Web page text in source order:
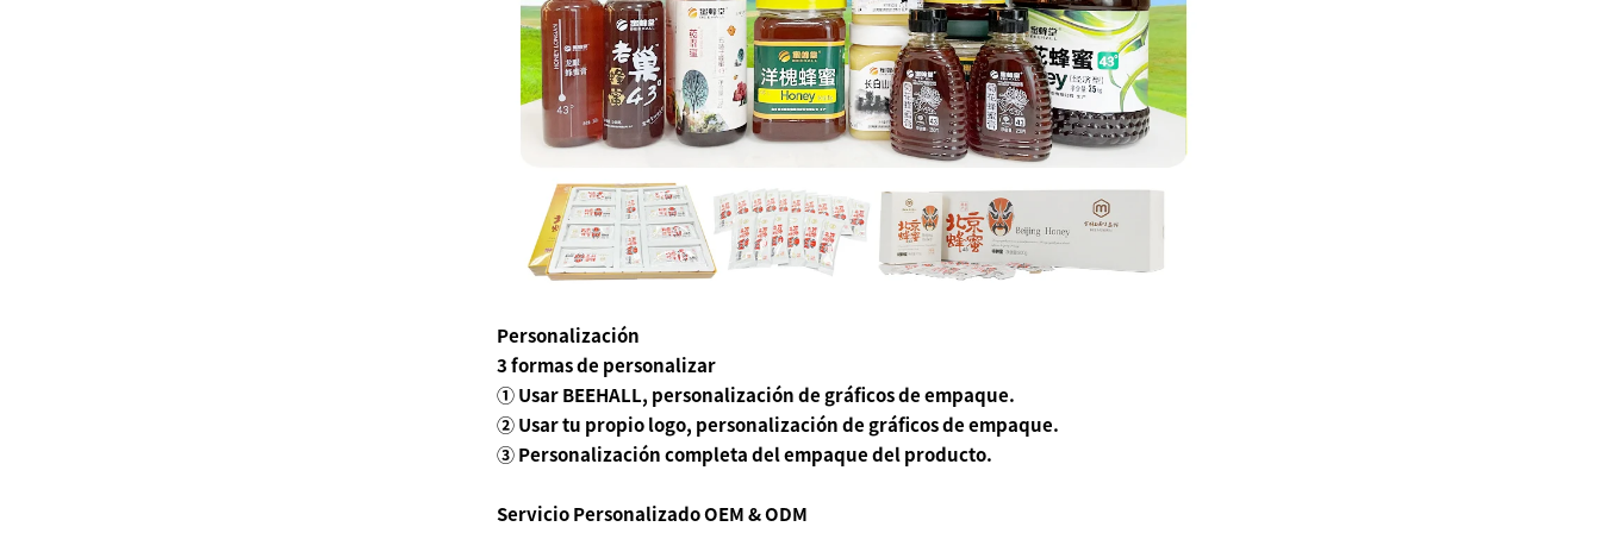
Personalización
3 formas de personalizar
① Usar BEEHALL, personalización de gráficos de empaque.
② Usar tu propio logo, personalización de gráficos de empaque.
③ Personalización completa del empaque del producto.
Servicio Personalizado OEM & ODM